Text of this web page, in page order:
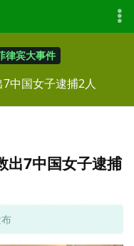
律宾大事件
中国女子逮捕2人
出7中国女子逮捕